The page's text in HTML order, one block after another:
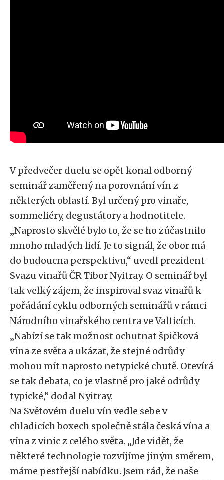
V předvečer duelu se opět konal odborný
seminář zaměřený na porovnání vín z
některých oblastí. Byl určený pro vinaře,
sommeliéry, degustátory a hodnotitele.
„Naprosto skvělé bylo to, že se ho zúčastnilo
mnoho mladých lidí. Je to signál, že obor má
do budoucna perspektivu,“ uvedl prezident
Svazu vinařů ČR Tibor Nyitray. O seminář byl
tak velký zájem, že inspiroval svaz vinařů k
pořádání cyklu odborných seminářů v rámci
Národního vinařského centra ve Valticích.
„Nabízí se tak možnost ochutnat špičková
vína ze světa a ukázat, že stejné odrůdy
mohou mít naprosto netypické chutě. Otevírá
se tak debata, co je vlastně pro jaké odrůdy
typické,“ dodal Nyitray.
Na Světovém duelu vín vedle sebe v
chladicích boxech společně stála česká vína a
vína z vinic z celého světa. „Jde vidět, že
některé technologie rozvíjíme jiným směrem,
máme pestřejší nabídku. Jsem rád, že naše